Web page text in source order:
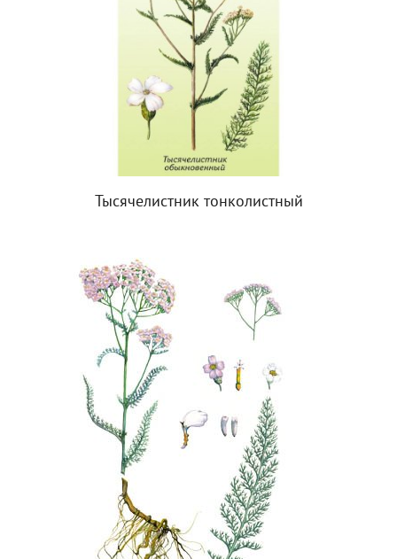
Тысячелистник тонколистный